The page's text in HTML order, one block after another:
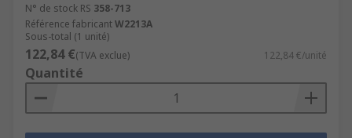
N° de stock RS 358-713
Référence fabricantW2213A
Sous-total (1 unité)
122,84 €(TVA exclue) 122,84 €/unité
Quantité